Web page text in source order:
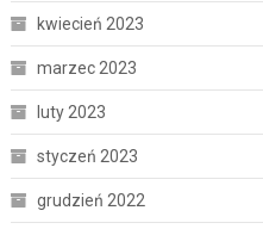
kwiecień 2023
marzec 2023
luty 2023
styczeń 2023
grudzień 2022